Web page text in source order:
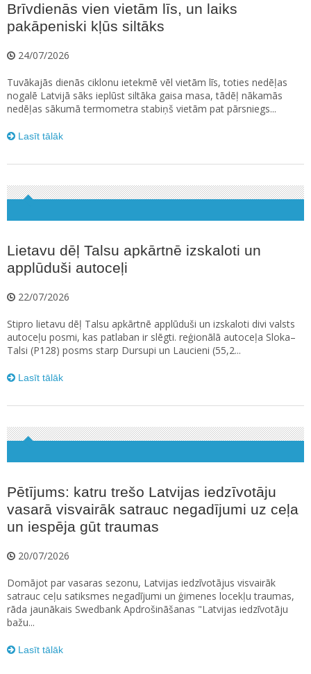
Brīvdienās vien vietām līs, un laiks
pakāpeniski kļūs siltāks
24/07/2026
Tuvākajās dienās ciklonu ietekmē vēl vietām līs, toties nedēļas
nogalē Latvijā sāks ieplūst siltāka gaisa masa, tādēļ nākamās
nedēļas sākumā termometra stabiņš vietām pat pārsniegs...
Lasīt tālāk
Lietavu dēļ Talsu apkārtnē izskaloti un
applūduši autoceļi
22/07/2026
Stipro lietavu dēļ Talsu apkārtnē applūduši un izskaloti divi valsts
autoceļu posmi, kas patlaban ir slēgti. reģionālā autoceļa Sloka–
Talsi (P128) posms starp Dursupi un Laucieni (55,2...
Lasīt tālāk
Pētījums: katru trešo Latvijas iedzīvotāju
vasarā visvairāk satrauc negadījumi uz ceļa
un iespēja gūt traumas
20/07/2026
Domājot par vasaras sezonu, Latvijas iedzīvotājus visvairāk
satrauc ceļu satiksmes negadījumi un ģimenes locekļu traumas,
rāda jaunākais Swedbank Apdrošināšanas "Latvijas iedzīvotāju
bažu...
Lasīt tālāk